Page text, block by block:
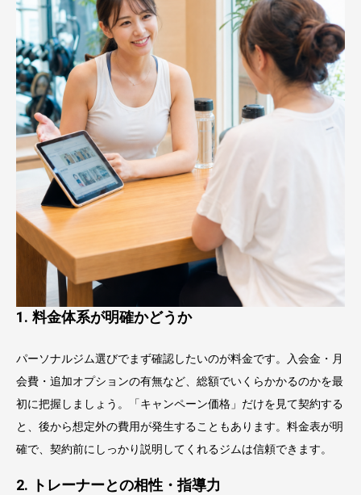
1. 料金体系が明確かどうか
パーソナルジム選びでまず確認したいのが料金です。入会金・月
会費・追加オプションの有無など、総額でいくらかかるのかを最
初に把握しましょう。「キャンペーン価格」だけを見て契約する
と、後から想定外の費用が発生することもあります。料金表が明
確で、契約前にしっかり説明してくれるジムは信頼できます。
2. トレーナーとの相性・指導力